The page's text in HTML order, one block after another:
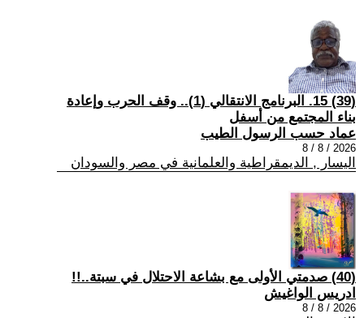
(39) 15. البرنامج الانتقالي (1).. وقف الحرب وإعادة
بناء المجتمع من أسفل
عماد حسب الرسول الطيب
2026 / 8 / 8
اليسار , الديمقراطية والعلمانية في مصر والسودان
(40) صدمتي الأولى مع بشاعة الاحتلال في سبتة..!!
ادريس الواغيش
2026 / 8 / 8